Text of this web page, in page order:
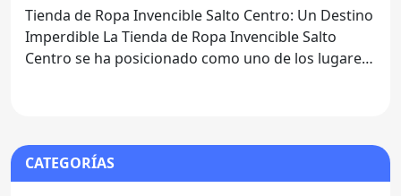
Tienda de Ropa Invencible Salto Centro: Un Destino
Imperdible La Tienda de Ropa Invencible Salto
Centro se ha posicionado como uno de los lugares
CATEGORÍAS